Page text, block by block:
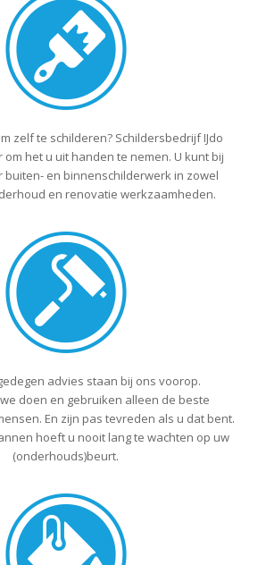
zelf te schilderen? Schildersbedrijf IJdo
het u uit handen te nemen. U kunt bij
buiten- en binnenschilderwerk in zowel
en renovatie werkzaamheden.
advies staan bij ons voorop.
doen en gebruiken alleen de beste
En zijn pas tevreden als u dat bent.
hoeft u nooit lang te wachten op uw
(onderhouds)beurt.